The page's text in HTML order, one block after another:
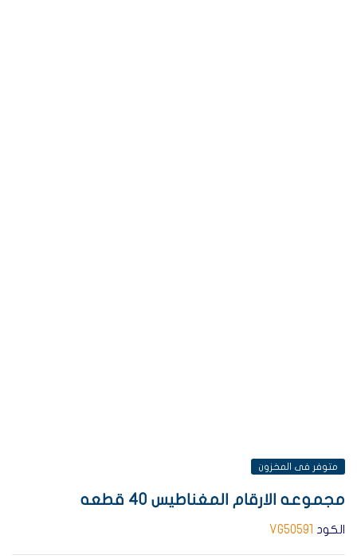
متوفر فى المخزون
مجموعه الارقام المغناطيس 40 قطعه
الكود VG50591